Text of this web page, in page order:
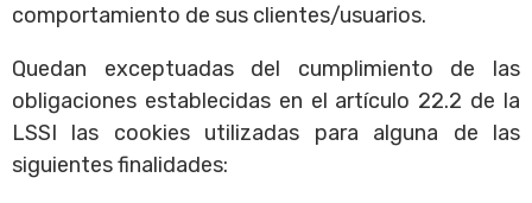
comportamiento de sus clientes/usuarios.
Quedan exceptuadas del cumplimiento de las
obligaciones establecidas en el artículo 22.2 de la
LSSI las cookies utilizadas para alguna de las
siguientes finalidades: